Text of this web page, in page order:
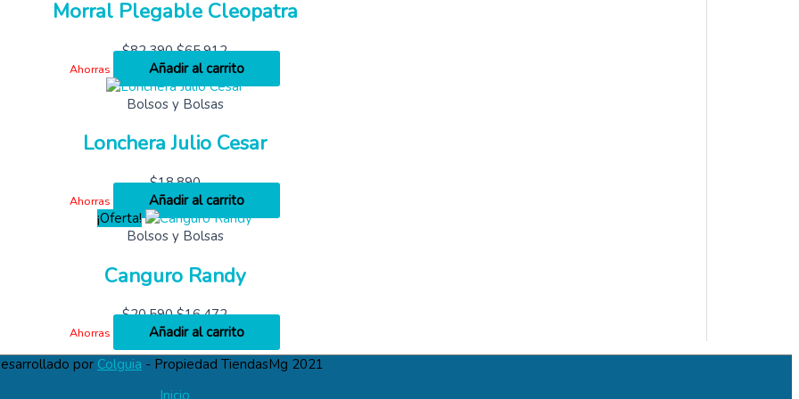
Morral Plegable Cleopatra
$82,390 $65,912
Ahorras
Añadir al carrito
Bolsos y Bolsas
Lonchera Julio Cesar
$18,890
Ahorras
Añadir al carrito
¡Oferta!
Bolsos y Bolsas
Canguro Randy
$20,590 $16,472
Ahorras
Añadir al carrito
por Colguia - Propiedad TiendasMg 2021